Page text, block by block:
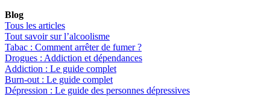
Blog
Tous les articles
Tout savoir sur l’alcoolisme
Tabac : Comment arrêter de fumer ?
Drogues : Addiction et dépendances
Addiction : Le guide complet
Burn-out : Le guide complet
Dépression : Le guide des personnes dépressives